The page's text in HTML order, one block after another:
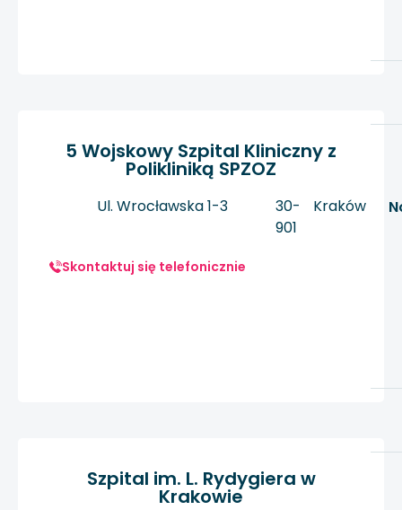
5 Wojskowy Szpital Kliniczny z
Polikliniką SPZOZ
Ul. Wrocławska 1-3
30-
901
Kraków
Skontaktuj się telefonicznie
Szpital im. L. Rydygiera w
Krakowie